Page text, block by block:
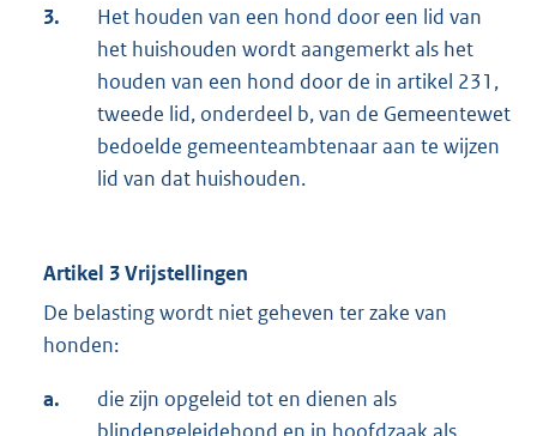
3.
Het houden van een hond door een lid van
het huishouden wordt aangemerkt als het
houden van een hond door de in artikel 231,
tweede lid, onderdeel b, van de Gemeentewet
bedoelde gemeenteambtenaar aan te wijzen
lid van dat huishouden.
Artikel 3 Vrijstellingen
De belasting wordt niet geheven ter zake van
honden:
a.
die zijn opgeleid tot en dienen als